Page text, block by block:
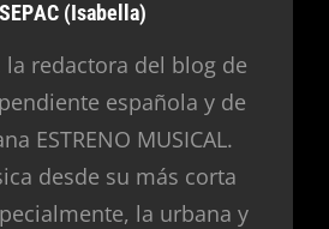
(Isabella)
la redactora del blog de
española y de
ESTRENO MUSICAL.
desde su más corta
la urbana y